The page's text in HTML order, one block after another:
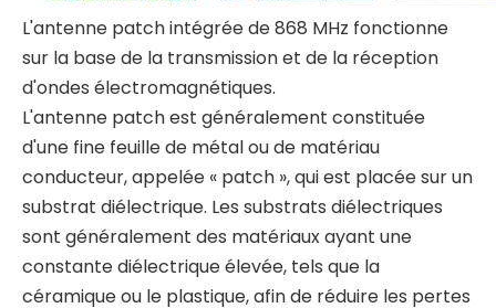
L'antenne patch intégrée de 868 MHz fonctionne
sur la base de la transmission et de la réception
d'ondes électromagnétiques.
L'antenne patch est généralement constituée
d'une fine feuille de métal ou de matériau
conducteur, appelée « patch », qui est placée sur un
substrat diélectrique. Les substrats diélectriques
sont généralement des matériaux ayant une
constante diélectrique élevée, tels que la
céramique ou le plastique, afin de réduire les pertes